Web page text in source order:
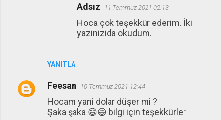
YANITLA
Adsız 11 Temmuz 2021 02:13
Hoca çok teşekkür ederim. İki
yazinizida okudum.
Feesan 10 Temmuz 2021 12:44
Hocam yani dolar düşer mi ?
Şaka şaka 😄😄 bilgi için teşekkürler